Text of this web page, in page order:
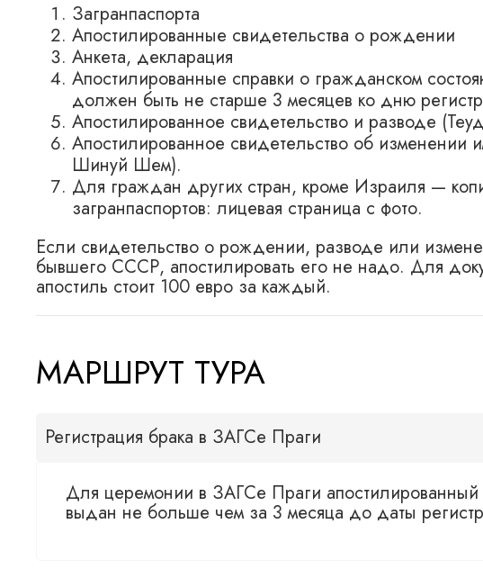
Загранпаспорта
Апостилированные свидетельства о рождении
Анкета, декларация
Апостилированные справки о гражданском
должен быть не старше 3 месяцев ко дню
Апостилированное свидетельство и разводе
Апостилированное свидетельство об изменении
Шинуй Шем).
Для граждан других стран, кроме Израиля —
загранпаспортов: лицевая страница с фото.
Если свидетельство о рождении, разводе или
бывшего СССР, апостилировать его не надо. Для
апостиль стоит 100 евро за каждый.
МАРШРУТ ТУРА
Регистрация брака в ЗАГСе Праги
Для церемонии в ЗАГСе Праги
выдан не больше чем за 3 месяца до даты